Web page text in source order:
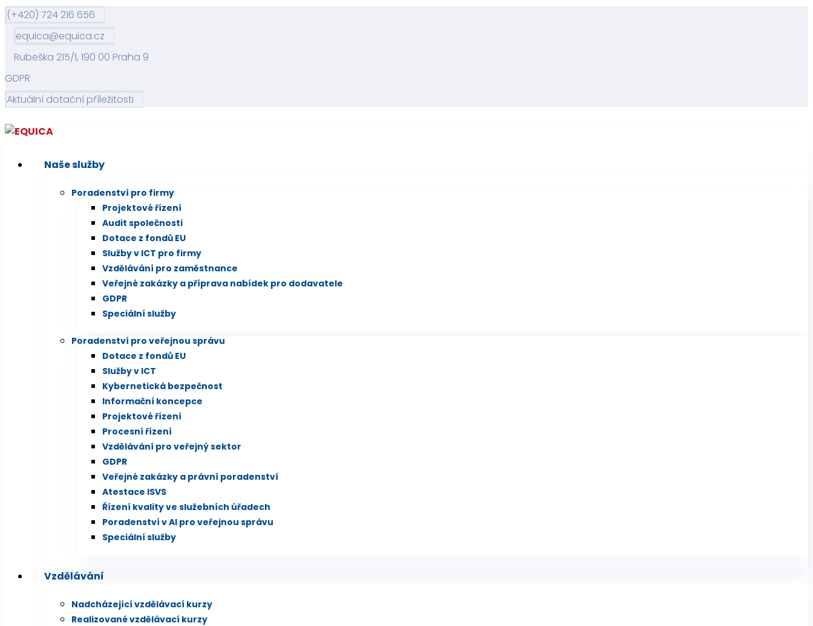
(+420) 724 216 656
equica@equica.cz
Rubeška 215/1, 190 00 Praha 9
GDPR
Aktuální dotační příležitosti
Naše služby
Poradenství pro firmy
Projektové řízení
Audit společnosti
Dotace z fondů EU
Služby v ICT pro firmy
Vzdělávání pro zaměstnance
Veřejné zakázky a příprava nabídek pro dodavatele
GDPR
Speciální služby
Poradenství pro veřejnou správu
Dotace z fondů EU
Služby v ICT
Kybernetická bezpečnost
Informační koncepce
Projektové řízení
Procesní řízení
Vzdělávání pro veřejný sektor
GDPR
Veřejné zakázky a právní poradenství
Atestace ISVS
Řízení kvality ve služebních úřadech
Poradenství v AI pro veřejnou správu
Speciální služby
Vzdělávání
Nadcházející vzdělávací kurzy
Realizované vzdělávací kurzy